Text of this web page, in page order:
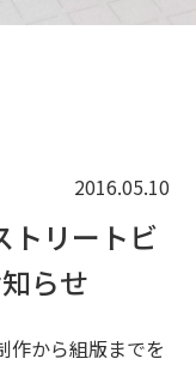
2016.05.10
トリートビ
らせ
作から組版までを